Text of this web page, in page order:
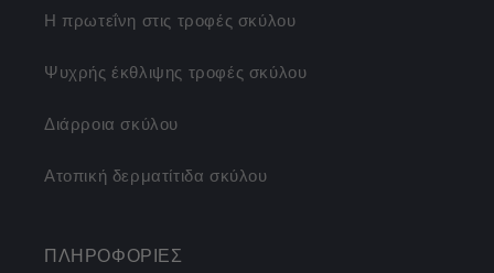
Η πρωτεΐνη στις τροφές σκύλου
Ψυχρής έκθλιψης τροφές σκύλου
Διάρροια σκύλου
Ατοπική δερματίτιδα σκύλου
ΠΛΗΡΟΦΟΡΙΕΣ